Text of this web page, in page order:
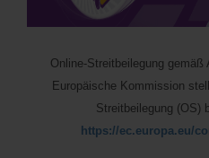
Online-Streitbeilegung
Europäische Kommission
Streitbeilegung (OS)
https://ec.europa.eu/